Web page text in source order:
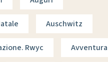
Auschwitz
Rwyc Avventura